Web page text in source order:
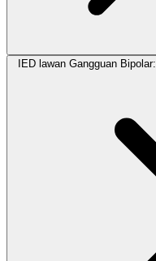
IED lawan Gangguan